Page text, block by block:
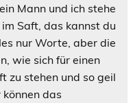
Mann und ich stehe
Saft, das kannst du
nur Worte, aber die
wie sich für einen
zu stehen und so geil
das